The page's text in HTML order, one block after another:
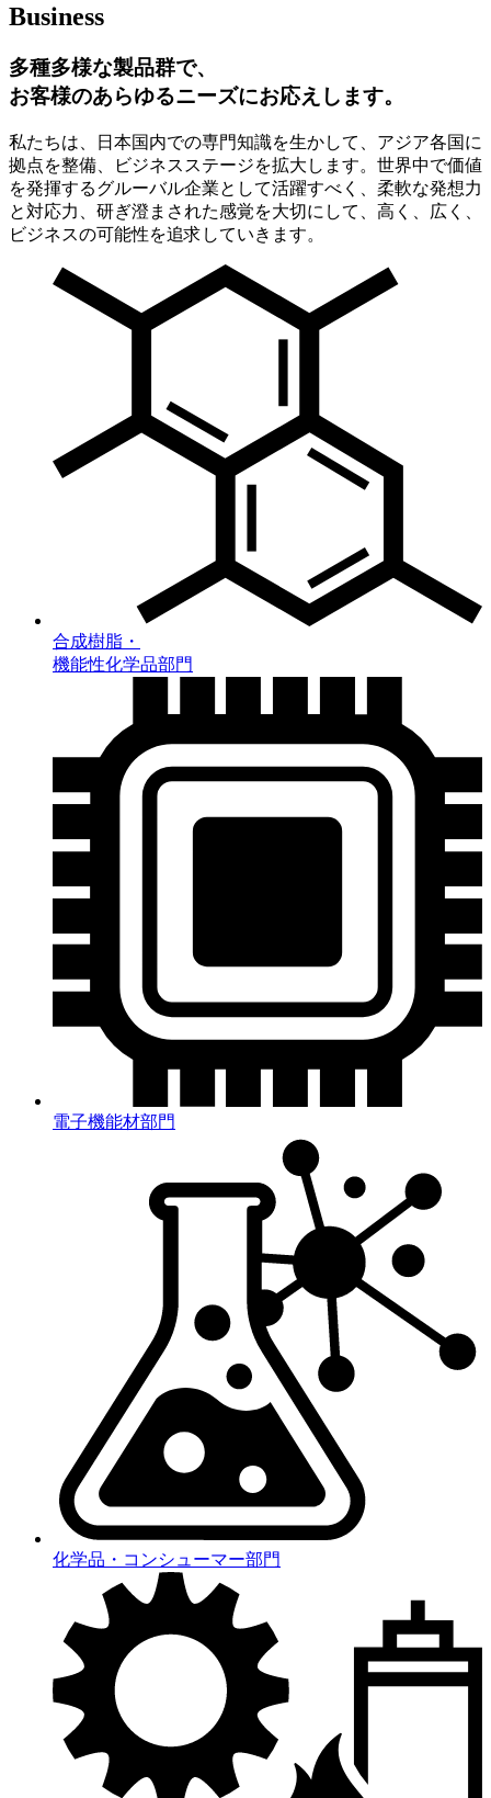
Business
多種多様な製品群で、
お客様のあらゆるニーズにお応えします。
私たちは、日本国内での専門知識を生かして、アジア各国に
拠点を整備、ビジネスステージを拡大します。世界中で価値
を発揮するグルーバル企業として活躍すべく、柔軟な発想力
と対応力、研ぎ澄まされた感覚を大切にして、高く、広く、
ビジネスの可能性を追求していきます。
合成樹脂・
機能性化学品部門
電子機能材部門
化学品・コンシューマー部門